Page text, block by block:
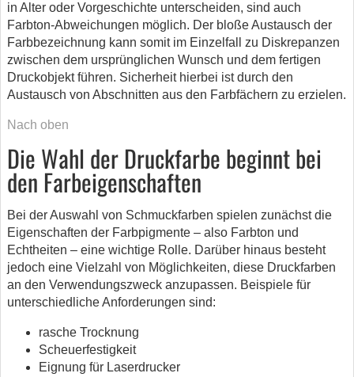
in Alter oder Vorgeschichte unterscheiden, sind auch
Farbton-Abweichungen möglich. Der bloße Austausch der
Farbbezeichnung kann somit im Einzelfall zu Diskrepanzen
zwischen dem ursprünglichen Wunsch und dem fertigen
Druckobjekt führen. Sicherheit hierbei ist durch den
Austausch von Abschnitten aus den Farbfächern zu erzielen.
Nach oben
Die Wahl der Druckfarbe beginnt bei
den Farbeigenschaften
Bei der Auswahl von Schmuckfarben spielen zunächst die
Eigenschaften der Farbpigmente – also Farbton und
Echtheiten – eine wichtige Rolle. Darüber hinaus besteht
jedoch eine Vielzahl von Möglichkeiten, diese Druckfarben
an den Verwendungszweck anzupassen. Beispiele für
unterschiedliche Anforderungen sind:
rasche Trocknung
Scheuerfestigkeit
Eignung für Laserdrucker